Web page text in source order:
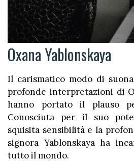
Oxana Yablonskaya
Il carismatico modo di
profonde interpretazioni di
hanno portato il plauso
Conosciuta per il suo
squisita sensibilità e la
signora Yablonskaya ha
tutto il mondo.